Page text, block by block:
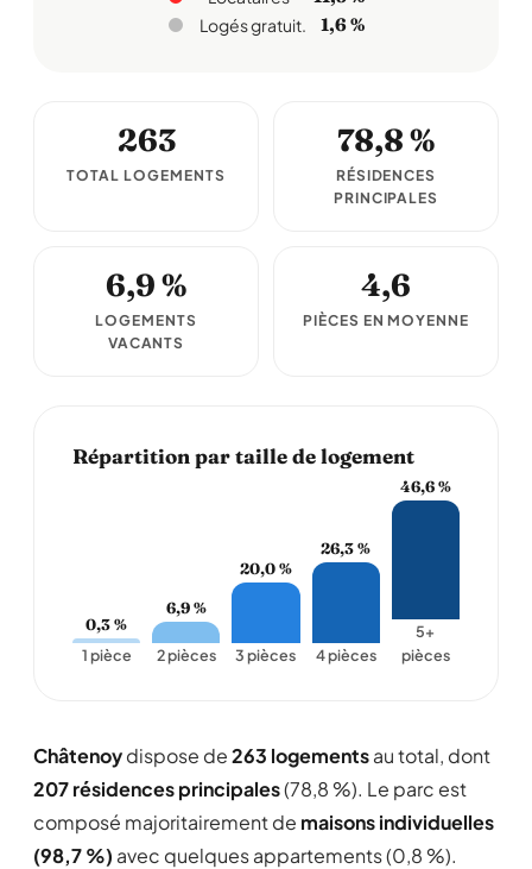
Logés gratuit. 1,6 %
263
TOTAL LOGEMENTS
78,8 %
RÉSIDENCES
PRINCIPALES
6,9 %
LOGEMENTS
VACANTS
4,6
PIÈCES EN MOYENNE
Répartition par taille de logement
0,3 %
1 pièce
6,9 %
2 pièces
20,0 %
3 pièces
26,3 %
4 pièces
46,6 %
5+
pièces
Châtenoydispose de263 logementsau total, dont
207 résidences principales(78,8 %). Le parc est
composé majoritairement de maisons individuelles
(98,7 %) avec quelques appartements (0,8 %).